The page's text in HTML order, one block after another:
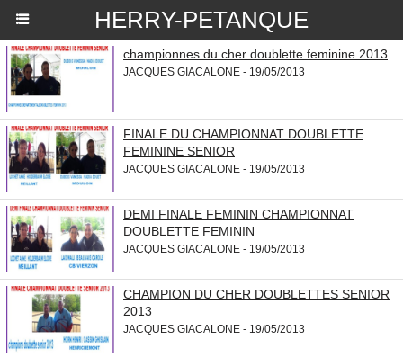
HERRY-PETANQUE
championnes du cher doublette feminine 2013
JACQUES GIACALONE - 19/05/2013
FINALE DU CHAMPIONNAT DOUBLETTE
FEMININE SENIOR
JACQUES GIACALONE - 19/05/2013
DEMI FINALE FEMININ CHAMPIONNAT
DOUBLETTE FEMININ
JACQUES GIACALONE - 19/05/2013
CHAMPION DU CHER DOUBLETTES SENIOR
2013
JACQUES GIACALONE - 19/05/2013